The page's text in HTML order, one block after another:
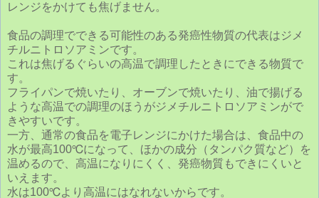
レンジをかけても焦げません。
食品の調理でできる可能性のある発癌性物質の代表はジメ
チルニトロソアミンです。
これは焦げるぐらいの高温で調理したときにできる物質で
す。
フライパンで焼いたり、オーブンで焼いたり、油で揚げる
ような高温での調理のほうがジメチルニトロソアミンがで
きやすいです。
一方、通常の食品を電子レンジにかけた場合は、食品中の
水が最高100℃になって、ほかの成分（タンパク質など）を
温めるので、高温になりにくく、発癌物質もできにくいと
いえます。
水は100℃より高温にはなれないからです。